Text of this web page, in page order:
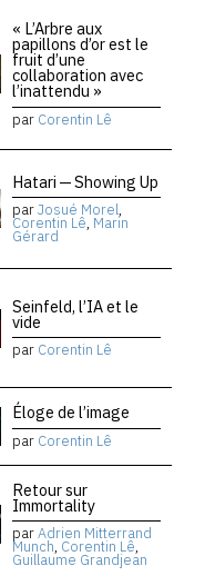
« L’Arbre aux
papillons d’or est le
fruit d’une
collaboration avec
l’inattendu »
par Corentin Lê
Hatari — Showing Up
parJosué Morel,
Corentin Lê, Marin
Gérard
Seinfeld, l’IA et le
vide
par Corentin Lê
Éloge de l’image
par Corentin Lê
Retour sur
Immortality
parAdrien Mitterrand
Munch, Corentin Lê,
Guillaume Grandjean